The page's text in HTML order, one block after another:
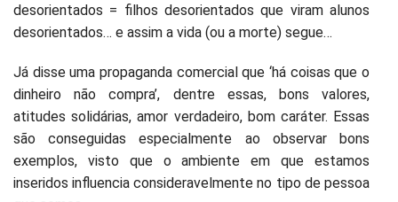
desorientados = filhos desorientados que viram alunos
desorientados… e assim a vida (ou a morte) segue…
Já disse uma propaganda comercial que ‘há coisas que o
dinheiro não compra’, dentre essas, bons valores,
atitudes solidárias, amor verdadeiro, bom caráter. Essas
são conseguidas especialmente ao observar bons
exemplos, visto que o ambiente em que estamos
inseridos influencia consideravelmente no tipo de pessoa